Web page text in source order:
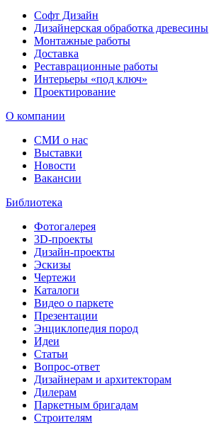
Софт Дизайн
Дизайнерская обработка древесины
Монтажные работы
Доставка
Реставрационные работы
Интерьеры «под ключ»
Проектирование
О компании
СМИ о нас
Выставки
Новости
Вакансии
Библиотека
Фотогалерея
3D-проекты
Дизайн-проекты
Эскизы
Чертежи
Каталоги
Видео о паркете
Презентации
Энциклопедия пород
Идеи
Статьи
Вопрос-ответ
Дизайнерам и архитекторам
Дилерам
Паркетным бригадам
Строителям